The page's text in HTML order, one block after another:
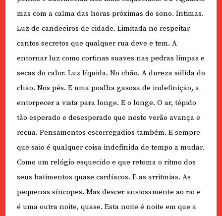
mas com a calma das horas próximas do sono. Íntimas.
Luz de candeeiros de cidade. Limitada no respeitar
cantos secretos que qualquer rua deve e tem. A
entornar luz como cortinas suaves nas pedras limpas e
secas do calor. Luz líquida. No chão. A dureza sólida do
chão. Nos pés. E uma poalha gasosa de indefinição, a
entorpecer a vista para longe. E o longe. O ar, tépido
tão esperado e desesperado que neste verão avança e
recua. Pensamentos escorregadios também. E sempre
que saio é qualquer coisa indefinida de tempo a mudar.
Como um relógio esquecido e que retoma o ritmo dos
seus batimentos quase cardíacos. E as arritmias. As
pequenas síncopes. Mas descer ansiosamente ao rio e
é uma outra noite, quase. Esta noite é noite em que a